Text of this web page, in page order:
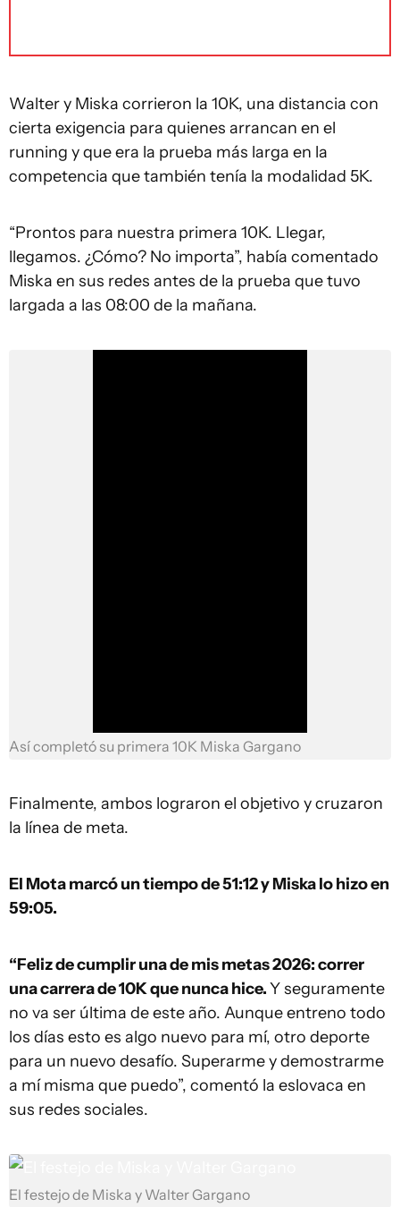
Walter y Miska corrieron la 10K, una distancia con
cierta exigencia para quienes arrancan en el
running y que era la prueba más larga en la
competencia que también tenía la modalidad 5K.
“Prontos para nuestra primera 10K. Llegar,
llegamos. ¿Cómo? No importa”, había comentado
Miska en sus redes antes de la prueba que tuvo
largada a las 08:00 de la mañana.
Así completó su primera 10K Miska Gargano
Finalmente, ambos lograron el objetivo y cruzaron
la línea de meta.
El Mota marcó un tiempo de 51:12 y Miska lo hizo en
59:05.
“Feliz de cumplir una de mis metas 2026: correr
una carrera de 10K que nunca hice.Y seguramente
no va ser última de este año. Aunque entreno todo
los días esto es algo nuevo para mí, otro deporte
para un nuevo desafío. Superarme y demostrarme
a mí misma que puedo”, comentó la eslovaca en
sus redes sociales.
El festejo de Miska y Walter Gargano